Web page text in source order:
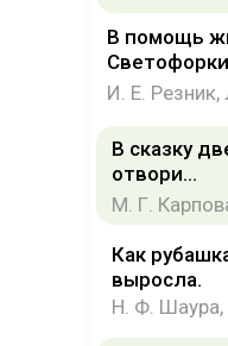
Как
выросла.
Н. Ф.
В помощь
И. Е.
М. Г.
В сказку
отвори...